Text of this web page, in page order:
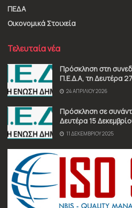
ΠΕΔΑ
Οικονομικά Στοιχεία
Τελευταία νέα
Πρόσκληση στη
Π.Ε.Δ.Α, τη Δευτέρα
24 ΑΠΡΙΛΊΟΥ 2026
Πρόσκληση σε
Δευτέρα 15
11 ΔΕΚΕΜΒΡΊΟΥ 2025